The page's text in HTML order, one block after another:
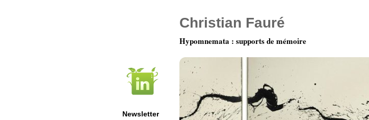
Christian Fauré
Hypomnemata : supports de mémoire
Newsletter